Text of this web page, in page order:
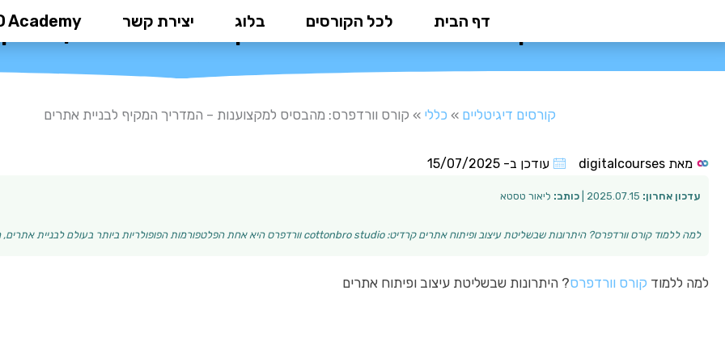
דף הבית לכל הקורסים בלוג יצירת קשר Academyקורס וורדפרס: מהבסיס למקצוענות – המדריך
קורסים דיגיטליים » כללי » קורס וורדפרס: מהבסיס למקצוענות – המדריך המקיף לבניית אתרים
מאת עודכן ב- 15/07/2025
עדכון אחרון: כותב: ליאור טסטא
למה ללמוד קורס וורדפרס? היתרונות שבשליטת עיצוב ופיתוח אתרים קרדיט: cottonbro studio וורדפרס היא אחת הפלטפורמות הפופולריות ביותר בעולם לבניית אתרים, המ…
למה ללמוד קורס וורדפרס? היתרונות שבשליטת עיצוב ופיתוח אתרים